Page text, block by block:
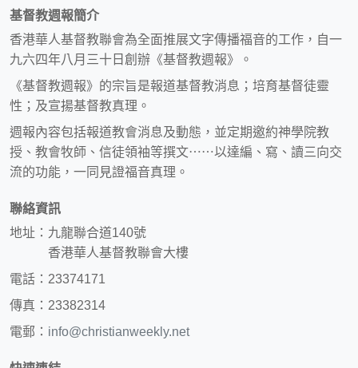
基督教週報簡介
香港華人基督教聯會為全面推展文字傳播福音的工作，自一
九六四年八月三十日創辦《基督教週報》。
《基督教週報》的宗旨是報道基督教消息；培育基督徒靈
性；及宣揚基督教真理。
週報內容包括報道教會消息及動態，並定期邀約神學院教
授、教會牧師、信徒領袖等撰文⋯⋯以達編、寫、讀三向交
流的功能，一同見證福音真理。
聯絡資訊
地址：九龍聯合道140號
香港華人基督教聯會大樓
電話：23374171
傳真：23382314
電郵： info@christianweekly.net